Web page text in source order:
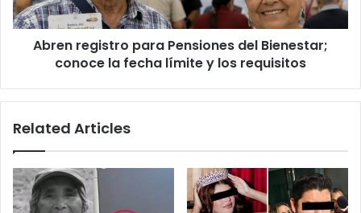
la
fecha
límiteAbren registro para Pensiones del Bienestar;
conoce la fecha límite y los requisitos
Related Articles